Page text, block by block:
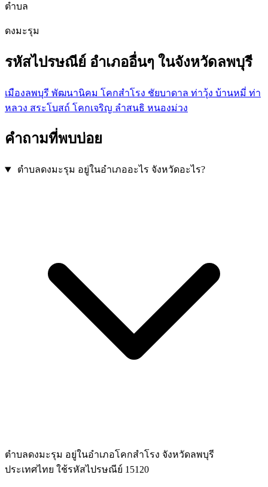
ตำบล
ดงมะรุม
รหัสไปรษณีย์ อำเภออื่นๆ ในจังหวัดลพบุรี
เมืองลพบุรี พัฒนานิคม โคกสำโรง ชัยบาดาล ท่าวุ้ง บ้านหมี่ ท่า
หลวง สระโบสถ์ โคกเจริญ ลำสนธิ หนองม่วง
คำถามที่พบบ่อย
ตำบลดงมะรุม อยู่ในอำเภออะไร จังหวัดอะไร?
ตำบลดงมะรุม อยู่ในอำเภอโคกสำโรง จังหวัดลพบุรี
ประเทศไทย ใช้รหัสไปรษณีย์ 15120